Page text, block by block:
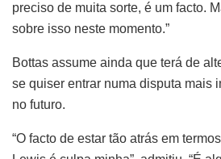
preciso de muita sorte, é um facto.
sobre isso neste momento.”
Bottas assume ainda que terá de
se quiser entrar numa disputa mais
no futuro.
“O facto de estar tão atrás em